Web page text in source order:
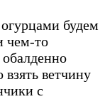
будем
чем-то
ветчину
с